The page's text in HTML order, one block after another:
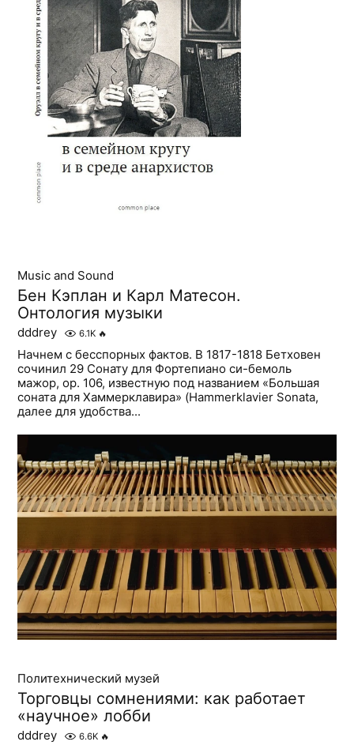
Music and Sound
Бен Кэплан и Карл Матесон.
Онтология музыки
dddrey 6.1K 🔥
Начнем с бесспорных фактов. В 1817-1818 Бетховен
сочинил 29 Сонату для Фортепиано си-бемоль
мажор, op. 106, известную под названием «Большая
соната для Хаммерклавира» (Hammerklavier Sonata,
далее для удобства...
Политехнический музей
Торговцы сомнениями: как работает
«научное» лобби
dddrey 6.6K 🔥